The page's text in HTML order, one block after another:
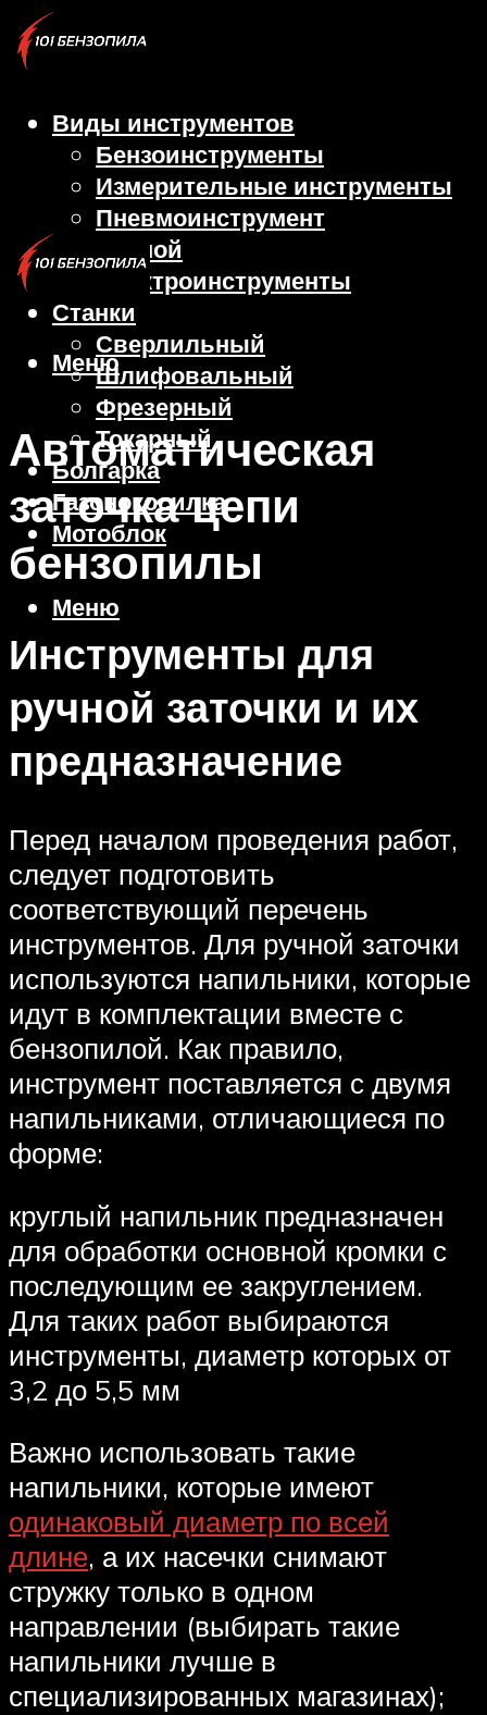
Виды инструментов
Бензоинструменты
Измерительные инструменты
Пневмоинструмент
Ручной
Электроинструменты
Станки
Сверлильный
Шлифовальный
Фрезерный
Токарный
Болгарка
Газонокосилка
Мотоблок
Меню
Меню
Автоматическая
заточка цепи
бензопилы
Инструменты для
ручной заточки и их
предназначение
Перед началом проведения работ,
следует подготовить
соответствующий перечень
инструментов. Для ручной заточки
используются напильники, которые
идут в комплектации вместе с
бензопилой. Как правило,
инструмент поставляется с двумя
напильниками, отличающиеся по
форме:
круглый напильник предназначен
для обработки основной кромки с
последующим ее закруглением.
Для таких работ выбираются
инструменты, диаметр которых от
3,2 до 5,5 мм
Важно использовать такие
напильники, которые имеют
одинаковый диаметр по всей
длине, а их насечки снимают
стружку только в одном
направлении (выбирать такие
напильники лучше в
специализированных магазинах);